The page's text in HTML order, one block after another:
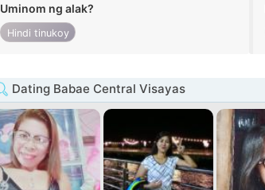
Uminom ng alak?
Hindi tinukoy
Dating Babae Central Visayas